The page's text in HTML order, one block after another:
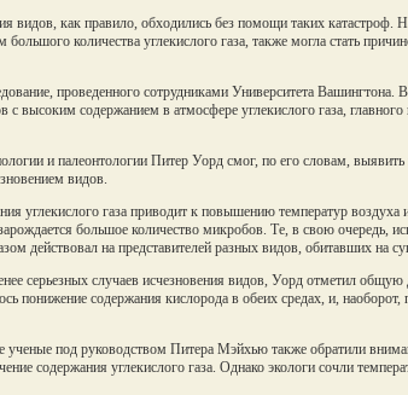
видов, как правило, обходились без помощи таких катастроф.
большого количества углекислого газа, также могла стать
проведенного сотрудниками Университета Вашингтона.
высоким содержанием в атмосфере углекислого газа, главного
и палеонтологии Питер Уорд смог, по его словам,
видов.
углекислого газа приводит к повышению температур воздуха
большое количество микробов. Те, в свою очередь,
действовал на представителей разных видов, обитавших на
серьезных случаев исчезновения видов, Уорд отметил общую
понижение содержания кислорода в обеих средах, и,
ученые под руководством Питера Мэйхью также обратили
содержания углекислого газа. Однако экологи сочли